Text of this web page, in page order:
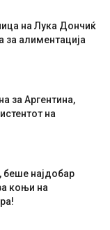
на Лука Дончиќ
за алиментација
за Аргентина,
на
беше најдобар
коњи на